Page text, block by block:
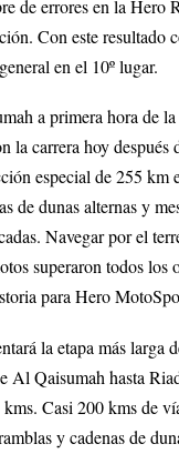
de errores en la Hero
Con este resultado
en el 10º lugar.
a primera hora de
la carrera hoy después
especial de 255 km
de dunas alternas y
Navegar por el
superaron todos los
para Hero
la etapa más larga
Al Qaisumah hasta
Casi 200 kms de
y cadenas de